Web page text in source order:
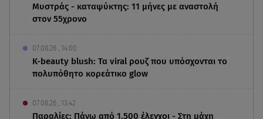
Μυστράς - καταψύκτης: 11 μήνες με αναστολή
στον 55χρονο
07.08.26 , 14:00
K-beauty blush: Τα viral ρουζ που υπόσχονται το
πολυπόθητο κορεάτικο glow
07.08.26 , 13:42
Παραλίες: Πάνω από 1.500 έλεγχοι - Στη μάχη